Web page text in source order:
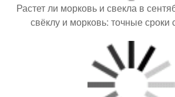
Растет ли морковь и свекла в
свёклу и морковь: точные сроки